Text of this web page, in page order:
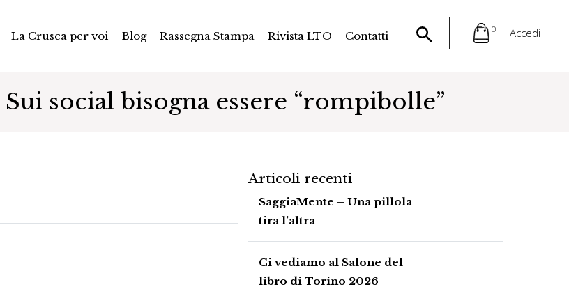
La Crusca per voi Blog Rassegna Stampa Rivista LTO Contatti
0 Accedi
social bisogna essere “rompibolle”
Articoli recenti
SaggiaMente – Una pillola
tira l’altra
Ci vediamo al Salone del
libro di Torino 2026